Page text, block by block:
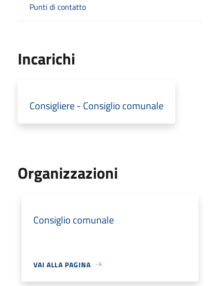
Punti di contatto
Incarichi
Consigliere - Consiglio comunale
Organizzazioni
Consiglio comunale
VAI ALLA PAGINA